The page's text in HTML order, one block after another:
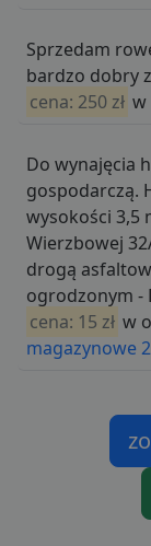
Sprzedam
bardzo dobry
cena: 250 zł w
Do wynajęcia
gospodarczą.
wysokości 3,5
Wierzbowej
drogą
ogrodzonym -
cena: 15 zł w
magazynowe